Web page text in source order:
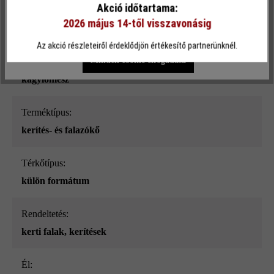
Szín:
kagylómész
Terméktípus:
kerítés- és falazókő
Térkőtípus:
külön formátum
Rendeltetés:
kerti falak, kerítések
él:
Csak funkcionális cookie elfogadása
Minden cookie elfogadása
Akció időtartama:
2026 május 14-től visszavonásig
Az akció részleteiről érdeklődjön értékesítő partnerünknél.